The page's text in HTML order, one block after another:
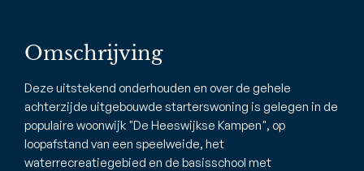
Omschrijving
Deze uitstekend onderhouden en over de gehele
achterzijde uitgebouwde starterswoning is gelegen in de
populaire woonwijk "De Heeswijkse Kampen", op
loopafstand van een speelweide, het
waterrecreatiegebied en de basisschool met